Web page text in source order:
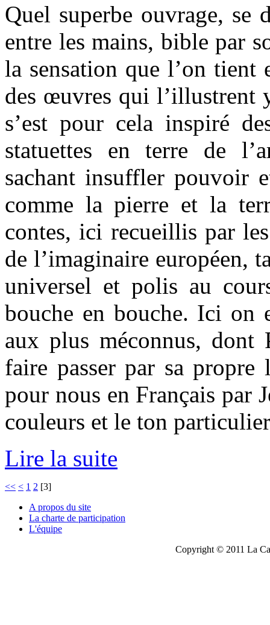
Quel superbe ouvrage,
entre les mains, bible par
la sensation que l’on tient
des œuvres qui l’illustrent
s’est pour cela inspiré
statuettes en terre de
sachant insuffler pouvoir
comme la pierre et la
contes, ici recueillis par
de l’imaginaire européen,
universel et polis au
bouche en bouche. Ici on
aux plus méconnus, dont
faire passer par sa propre
pour nous en Français par
couleurs et le ton
Lire la suite
<< < 1 2 [3]
A propos du site
La charte de participation
L'équipe
Copyright © 2011 La